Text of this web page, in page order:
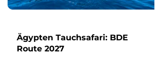
Ägypten Tauchsafari: BDE
Route 2027